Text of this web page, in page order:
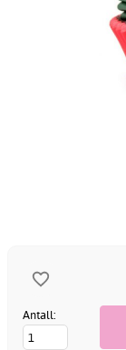
Antall: